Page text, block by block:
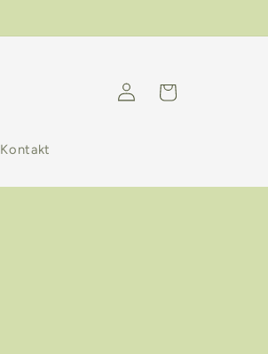
Kontakt
EinloggenWarenkorb